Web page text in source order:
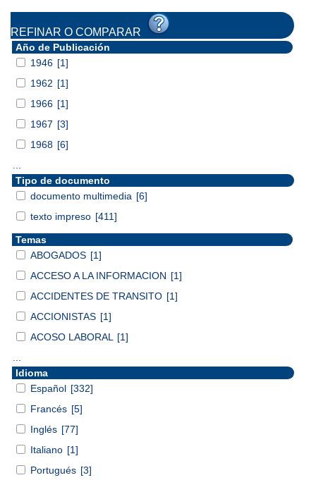
REFINAR O COMPARAR
Año de Publicación
1946 [1]
1962 [1]
1966 [1]
1967 [3]
1968 [6]
Tipo de documento
documento multimedia [6]
texto impreso [411]
Temas
ABOGADOS [1]
ACCESO A LA INFORMACION [1]
ACCIDENTES DE TRANSITO [1]
ACCIONISTAS [1]
ACOSO LABORAL
[1]
Idioma
Español [332]
Francés [5]
Inglés [77]
Italiano [1]
Portugués [3]